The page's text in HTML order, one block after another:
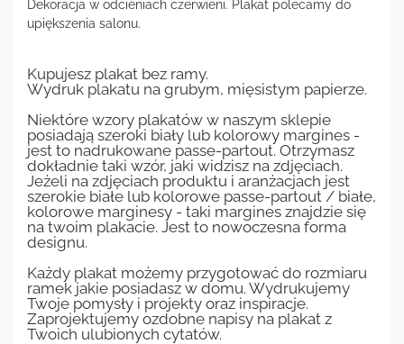
Dekoracja w odcieniach czerwieni. Plakat polecamy do
upiększenia salonu.
Kupujesz plakat bez ramy.
Wydruk plakatu na grubym, mięsistym papierze.
Niektóre wzory plakatów w naszym sklepie
posiadają szeroki biały lub kolorowy margines -
jest to nadrukowane passe-partout. Otrzymasz
dokładnie taki wzór, jaki widzisz na zdjęciach.
Jeżeli na zdjęciach produktu i aranżacjach jest
szerokie białe lub kolorowe passe-partout / białe,
kolorowe marginesy - taki margines znajdzie się
na twoim plakacie. Jest to nowoczesna forma
designu.
Każdy plakat możemy przygotować do rozmiaru
ramek jakie posiadasz w domu. Wydrukujemy
Twoje pomysły i projekty oraz inspiracje.
Zaprojektujemy ozdobne napisy na plakat z
Twoich ulubionych cytatów.